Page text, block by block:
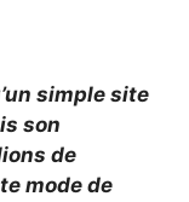
simple site
son
de
mode de